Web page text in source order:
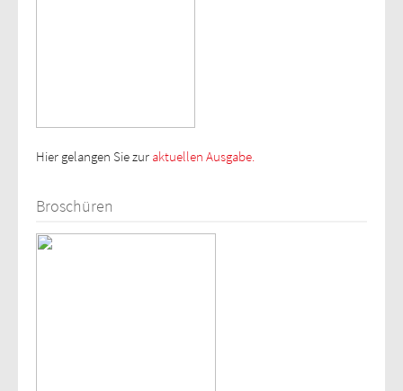
Hier gelangen Sie zur aktuellen Ausgabe.
Broschüren